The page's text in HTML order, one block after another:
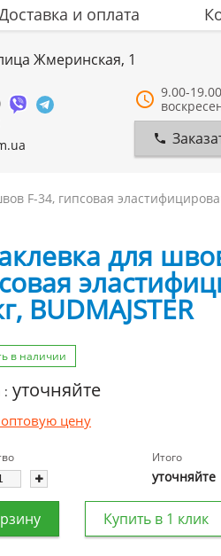
и оплата
Жмеринская, 1
9.00-19.00
F-34, гипсовая
для
BUDMAJSTER
в наличии
: уточняйте
цену
Итого
уточняйте
Купить в 1 клик